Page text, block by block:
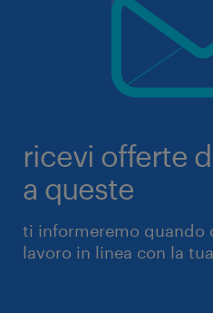
ricevi offerte
a queste
ti informeremo quando
lavoro in linea con la